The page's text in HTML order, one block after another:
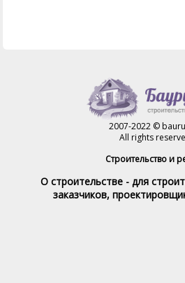
2007-2022 ©
All rights
Строительство и
О строительстве - для
заказчиков,